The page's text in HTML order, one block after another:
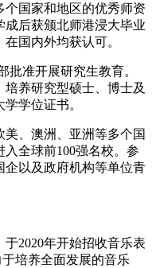
个国家和地区的优秀师资
成后获颁北师港浸大毕业
国内外均获认可。
批准开展研究生教育。
培养研究型硕士、博士及
学位证书。
、澳洲、亚洲等多个国
全球前100强名校。参
企以及政府机构等单位青
2020年开始招收音乐表
培养全面发展的音乐